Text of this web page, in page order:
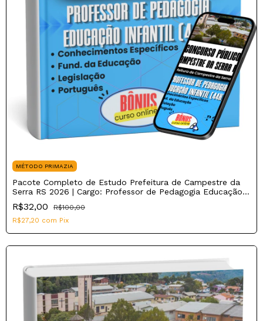
MÉTODO PRIMAZIA
Pacote Completo de Estudo Prefeitura de Campestre da
Serra RS 2026 | Cargo: Professor de Pedagogia Educação
Infantil (44h)
R$32,00
R$100,00
R$27,20 com Pix